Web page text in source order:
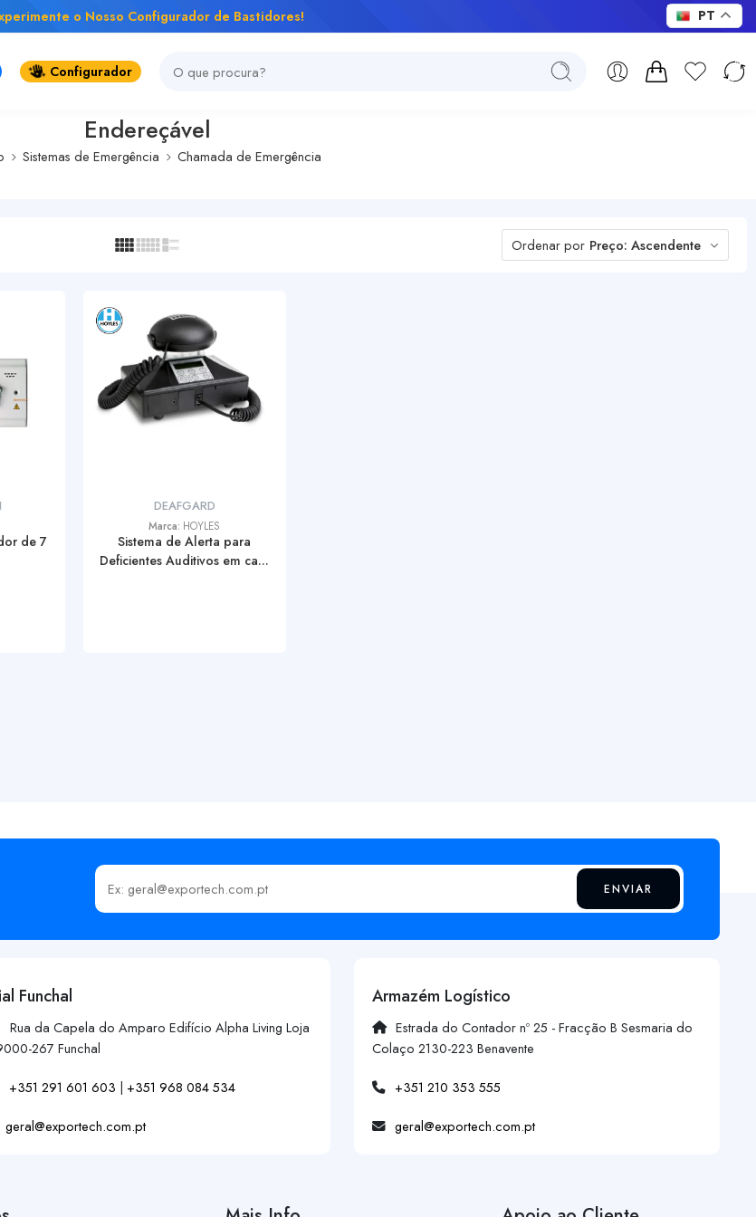
o Nosso Configurador de Bastidores!
Configurador
Endereçável
Sistemas de Emergência Chamada de Emergência
Ordenar por Preço: Ascendente
de 7
DEAFGARD
Marca: HOYLES
Sistema de Alerta para
Deficientes Auditivos em ca...
Insira o seu email ENVIAR
Funchal
Rua da Capela do Amparo Edifício Alpha Living Loja
267 Funchal
+351 291 601 603 | +351 968 084 534
geral@exportech.com.pt
Armazém Logístico
Estrada do Contador nº 25 - Fracção B Sesmaria do
Colaço 2130-223 Benavente
+351 210 353 555
geral@exportech.com.pt
PT